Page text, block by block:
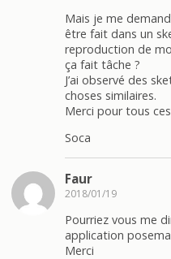
Mais je me
être fait dans un
reproduction de
ça fait tâche ?
J’ai observé des
choses similaires.
Merci pour tous
Soca
Faur
2018/01/19
Pourriez vous me
application
Merci